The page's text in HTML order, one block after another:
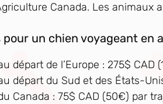
Canada. Les animaux
un chien voyageant en
départ de l’Europe : 275$ CAD
départ du Sud et des États-
Canada : 75$ CAD (50€) par